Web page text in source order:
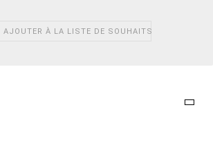
AJOUTER À LA LISTE DE SOUHAITS